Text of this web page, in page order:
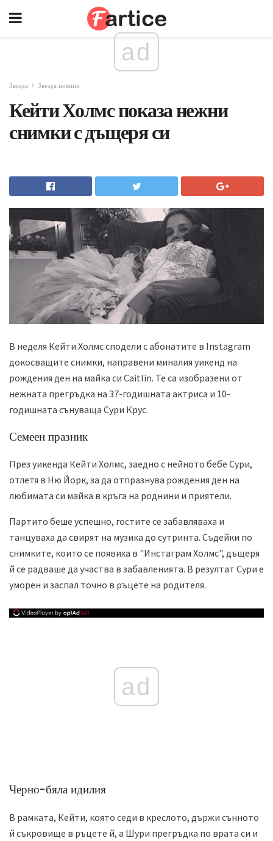
ad
Звезда Звезда новини
Кейти Холмс показа нежни
снимки с дъщеря си
В неделя Кейти Холмс сподели с абонатите в Instagram
докосващите снимки, направени миналия уикенд на
рождения ден на майка си Caitlin. Те са изобразени от
нежната прегръдка на 37-годишната актриса и 10-
годишната сънуваща Сури Крус.
Семеен празник
През уикенда Кейти Холмс, заедно с нейното бебе Сури,
отлетя в Ню Йорк, за да отпразнува рождения ден на
любимата си майка в кръга на роднини и приятели.
Партито беше успешно, гостите се забавляваха и
танцуваха да свирят на музика до сутринта. Съдейки по
снимките, които се появиха в "Инстаграм Холмс", дъщеря
й се радваше да участва в забавленията. В резултат Сури е
уморен и заспал точно в ръцете на родителя.
ad
Черно-бяла идилия
В рамката, Кейти, която седи в креслото, държи сънното
й съкровище в ръцете й, а Шури прегръдка по врата си и